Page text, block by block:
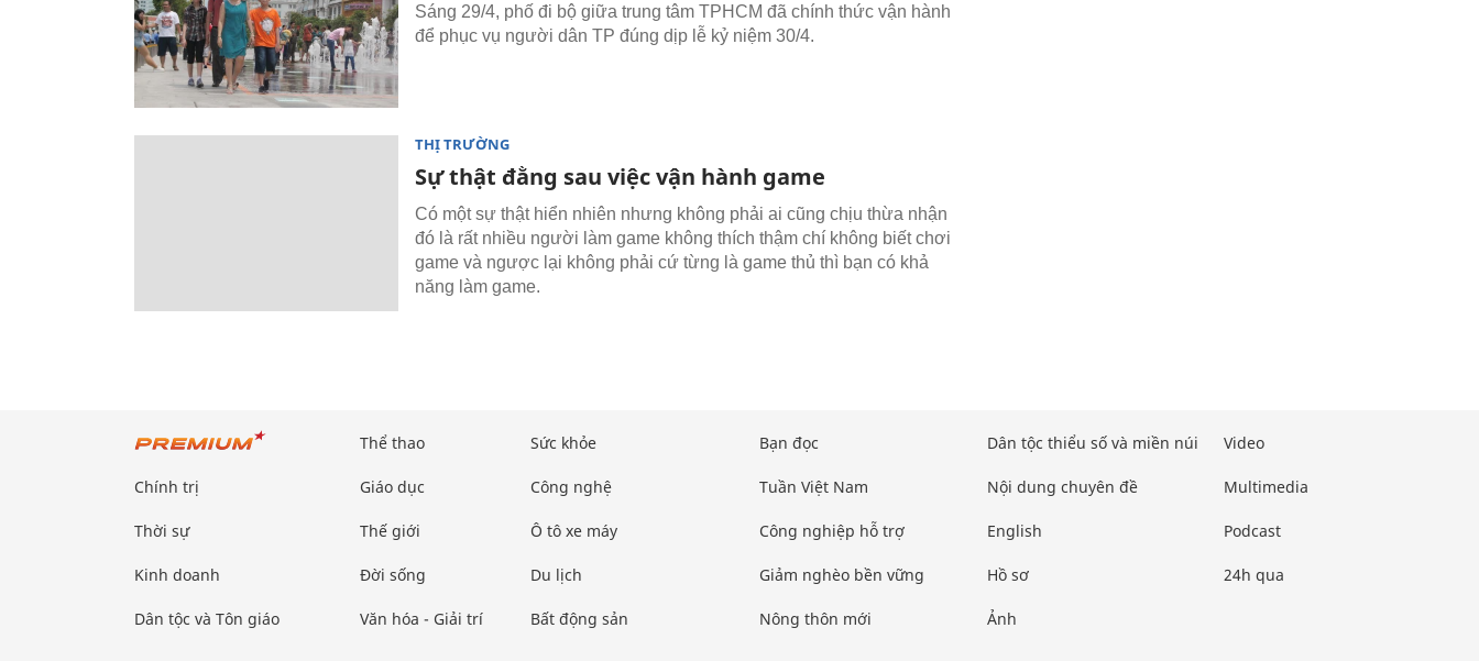
Sáng 29/4, phố đi bộ giữa trung tâm TPHCM đã chính thức vận hành
để phục vụ người dân TP đúng dịp lễ kỷ niệm 30/4.
THỊ TRƯỜNG
Sự thật đằng sau việc vận hành game
Có một sự thật hiển nhiên nhưng không phải ai cũng chịu thừa nhận
đó là rất nhiều người làm game không thích thậm chí không biết chơi
game và ngược lại không phải cứ từng là game thủ thì bạn có khả
năng làm game.
Chính trị
Thời sự
Kinh doanh
Dân tộc và Tôn giáo
Thể thao
Giáo dục
Thế giới
Đời sống
Văn hóa - Giải trí
Sức khỏe
Công nghệ
Ô tô xe máy
Du lịch
Bất động sản
Bạn đọc
Tuần Việt Nam
Công nghiệp hỗ trợ
Giảm nghèo bền vững
Nông thôn mới
Dân tộc thiểu số và miền núi
Nội dung chuyên đề
English
Hồ sơ
Ảnh
Video
Multimedia
Podcast
24h qua